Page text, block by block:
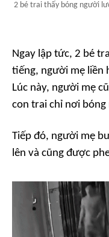
2 bé trai thấy bóng người
Ngay lập tức, 2 bé
tiếng, người mẹ liền
Lúc này, người mẹ
con trai chỉ nơi bóng
Tiếp đó, người mẹ
lên và cũng được